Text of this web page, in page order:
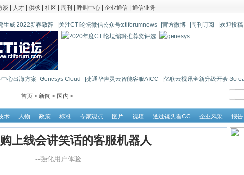
谈 人才 供求 社区 周刊 呼叫中心 企业通信 通信业务
生威 2022新春致辞 |关注CTI论坛微信公众号:ctiforumnews |官方微博 |周刊订阅 |欢迎投稿
中心出海方案–Genesys Cloud |捷通华声灵云智能客服AICC
|亿联云视讯全新升级开会 So
首页 > 新闻 > 国内 >
术 人物 政策 标准 专家观点 图片 视频 透过镜头看CC 企业风采 报告
上线会讲笑话的客服机器人
--强化用户体验